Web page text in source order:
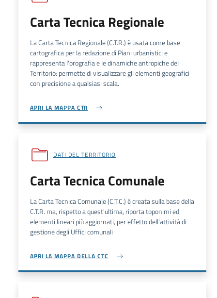
Carta Tecnica Regionale
La Carta Tecnica Regionale (C.T.R.) è usata come base
cartografica per la redazione di Piani urbanistici e
rappresenta l'orografia e le dinamiche antropiche del
Territorio: permette di visualizzare gli elementi geografici
con precisione a qualsiasi scala.
APRI LA MAPPA CTR
DATI DEL TERRITORIO
Carta Tecnica Comunale
La Carta Tecnica Comunale (C.T.C.) è creata sulla base della
C.T.R. ma, rispetto a quest'ultima, riporta toponimi ed
elementi lineari più aggiornati, per effetto dell'attività di
gestione degli Uffici comunali
APRI LA MAPPA DELLA CTC